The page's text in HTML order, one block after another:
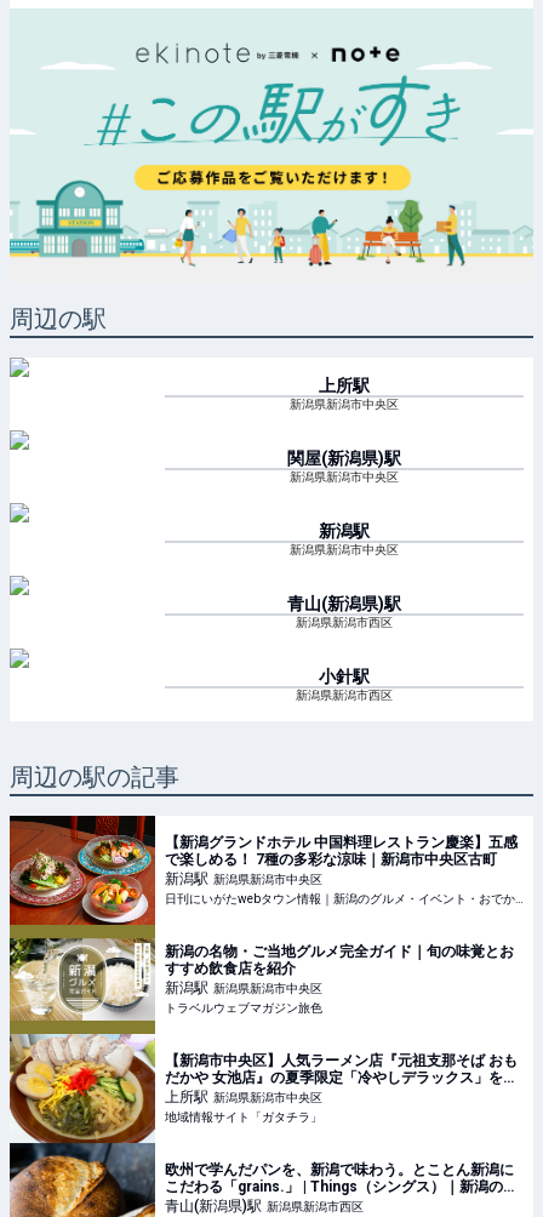
周辺の駅
上所駅
新潟県新潟市中央区
関屋(新潟県)駅
新潟県新潟市中央区
新潟駅
新潟県新潟市中央区
青山(新潟県)駅
新潟県新潟市西区
小針駅
新潟県新潟市西区
周辺の駅の記事
【新潟グランドホテル 中国料理レストラン慶楽】五感
で楽しめる！ 7種の多彩な涼味｜新潟市中央区古町
新潟駅 新潟県新潟市中央区
新潟の名物・ご当地グルメ完全ガイド｜旬の味覚とお
すすめ飲食店を紹介
新潟駅 新潟県新潟市中央区
トラベルウェブマガジン旅色
【新潟市中央区】人気ラーメン店『元祖支那そば おも
だかや 女池店』の夏季限定「冷やしデラックス」を食
べに行こう♪ - ガタチラ｜みんなでつくる街メディア
上所駅 新潟県新潟市中央区
地域情報サイト「ガタチラ」
欧州で学んだパンを、新潟で味わう。とことん新潟に
こだわる「grains.」 | Things（シングス）｜新潟のロ
ーカルなWebマガジン
青山(新潟県)駅 新潟県新潟市西区